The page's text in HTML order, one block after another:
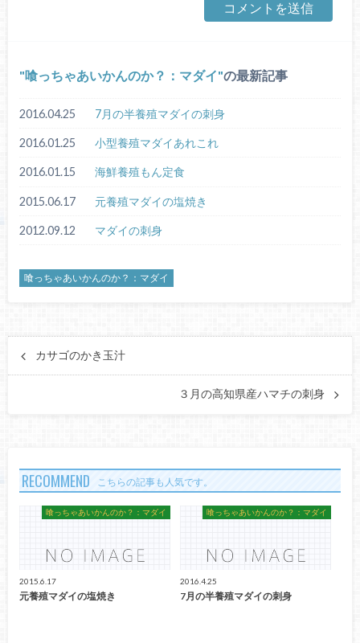
喰っちゃあいかんのか？：マダイ の最新記事
2016.04.25 7月の半養殖マダイの刺身
2016.01.25 小型養殖マダイあれこれ
2016.01.15 海鮮養殖もん定食
2015.06.17 元養殖マダイの塩焼き
2012.09.12 マダイの刺身
喰っちゃあいかんのか？：マダイ
カサゴのかき玉汁
３月の高知県産ハマチの刺身
RECOMMEND こちらの記事も人気です。
喰っちゃあいかんのか？：マダイ
2015.6.17
元養殖マダイの塩焼き
喰っちゃあいかんのか？：マダイ
2016.4.25
7月の半養殖マダイの刺身